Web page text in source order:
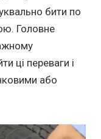
бити по
Головне
ці переваги і
або